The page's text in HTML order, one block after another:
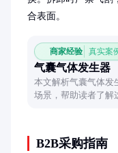
合表面。
商家经验 真实案
气囊气体发生器
本文解析气囊气体发
场景，帮助读者了解
B2B采购指南